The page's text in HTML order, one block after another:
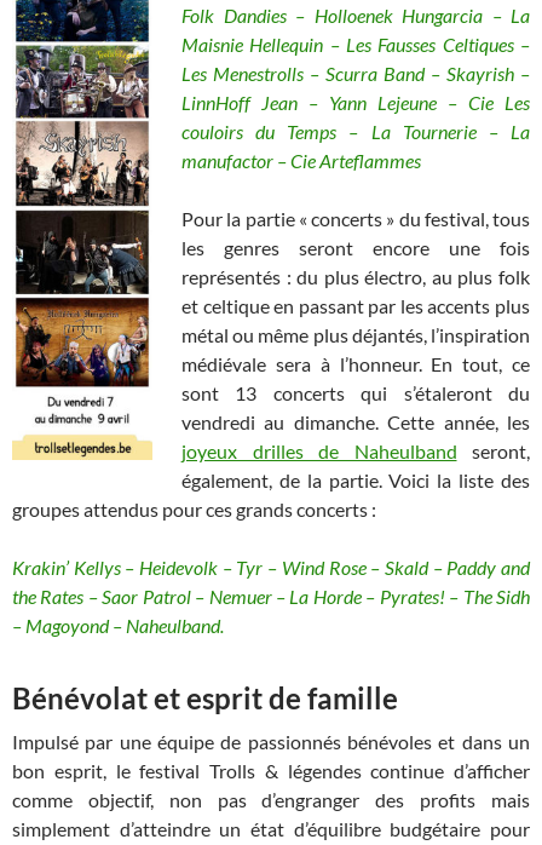
Folk Dandies – Holloenek Hungarcia – La
Maisnie Hellequin – Les Fausses Celtiques –
Les Menestrolls – Scurra Band – Skayrish –
LinnHoff Jean – Yann Lejeune – Cie Les
couloirs du Temps – La Tournerie – La
manufactor – Cie Arteflammes
Pour la partie « concerts » du festival, tous
les genres seront encore une fois
représentés : du plus électro, au plus folk
et celtique en passant par les accents plus
métal ou même plus déjantés, l’inspiration
médiévale sera à l’honneur. En tout, ce
sont 13 concerts qui s’étaleront du
vendredi au dimanche. Cette année, les
joyeux drilles de Naheulband seront,
également, de la partie. Voici la liste des
groupes attendus pour ces grands concerts :
Krakin’ Kellys – Heidevolk – Tyr – Wind Rose – Skald – Paddy and
the Rates – Saor Patrol – Nemuer – La Horde – Pyrates! – The Sidh
– Magoyond – Naheulband.
Bénévolat et esprit de famille
Impulsé par une équipe de passionnés bénévoles et dans un
bon esprit, le festival Trolls & légendes continue d’afficher
comme objectif, non pas d’engranger des profits mais
simplement d’atteindre un état d’équilibre budgétaire pour